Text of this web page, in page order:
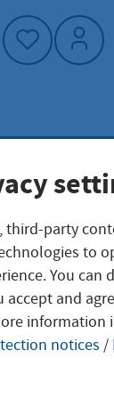
im
third-party
to
You can
accept and
information
notices /